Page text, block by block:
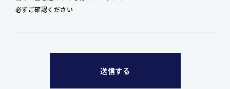
必ずご確認ください